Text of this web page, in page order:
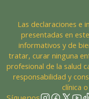
Las declaraciones e
presentadas en
informativos y de
tratar, curar ninguna
profesional de la salud
responsabilidad y
clínica